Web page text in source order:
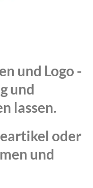
und Logo -
und
lassen.
oder
und